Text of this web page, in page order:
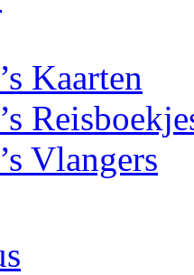
Kaarten
Vlangers